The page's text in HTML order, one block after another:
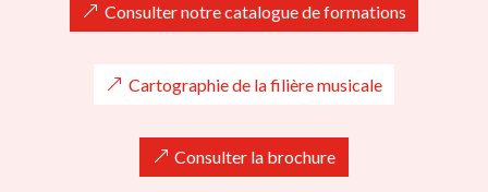
Consulter notre catalogue de formations
Cartographie de la filière musicale
Consulter la brochure